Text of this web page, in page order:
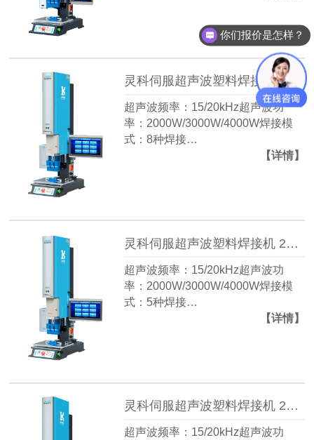
灵科伺服超声波塑料焊接机 20kHz-2000/3000W L3000 ServoⅡ
超声波频率：15/20kHz超声波功
率：2000W/3000W/4000W焊接模
式：8种焊接…
【详情】
灵科伺服超声波塑料焊接机 20kHz-2000/3000W L3000 ServoⅠ
超声波频率：15/20kHz超声波功
率：2000W/3000W/4000W焊接模
式：5种焊接…
【详情】
灵科伺服超声波塑料焊接机 20kHz-2000/2600/3200W L3000 Servo ES
超声波频率：15/20kHz超声波功
你们报价是怎样？